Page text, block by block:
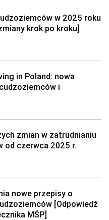
w 2025 roku
krok po kroku]
in Poland: nowa
i
zmian w zatrudnianiu
od czerwca 2025 r.
nowe przepisy o
[Odpowiedź
MŚP]